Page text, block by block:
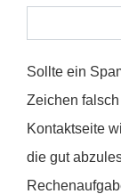
Sollte ein
Zeichen
Kontaktseite
die gut